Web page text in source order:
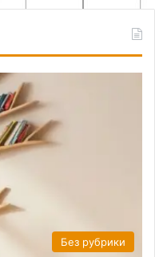
Без рубрики